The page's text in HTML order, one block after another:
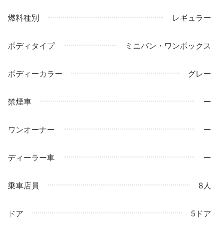
燃料種別 レギュラー
ボディタイプ ミニバン・ワンボックス
ボディーカラー グレー
禁煙車 ー
ワンオーナー ー
ディーラー車 ー
乗車店員 8人
ドア 5ドア